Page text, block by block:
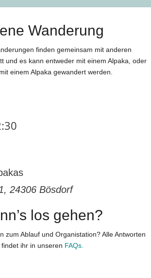
Wanderung
finden gemeinsam mit anderen
und es kann entweder mit einem Alpaka, oder
einem Alpaka gewandert werden.
24306 Bösdorf
los gehen?
zum Ablauf und Organistation? Alle Antworten
findet ihr in unseren FAQs.